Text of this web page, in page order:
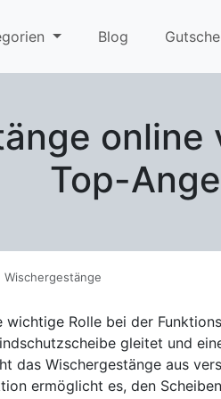
Blog
Top-
Wischergestänge
wichtige Rolle bei der
gleitet und eine klare Sicht
das Wischergestänge aus
ermöglicht es, den